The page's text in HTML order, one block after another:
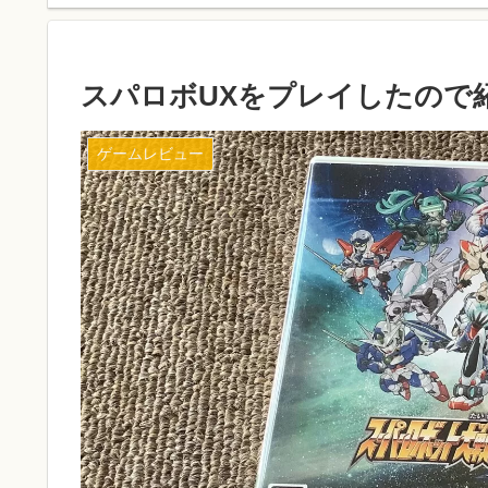
スパロボUXをプレイしたので
ゲームレビュー